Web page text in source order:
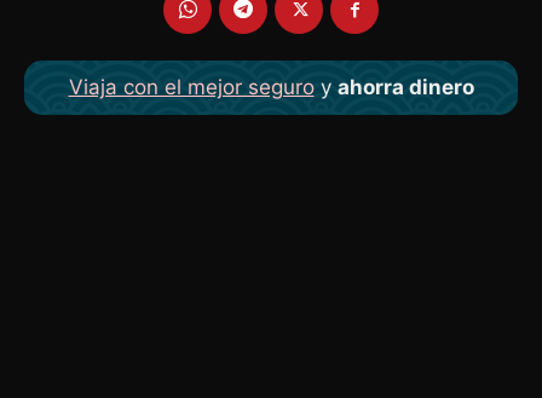
Viaja con el mejor seguroy ahorra dinero